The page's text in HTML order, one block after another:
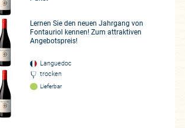
Lernen Sie den neuen Jahrgang von
Fontauriol kennen! Zum attraktiven
Angebotspreis!
Languedoc
trocken
Lieferbar